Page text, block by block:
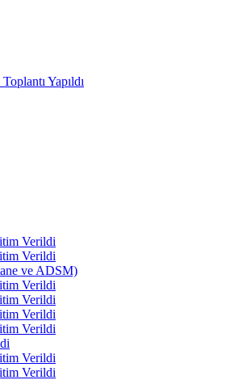
Yapıldı
Verildi
Verildi
ve ADSM)
Verildi
Verildi
Verildi
Verildi
Verildi
Verildi